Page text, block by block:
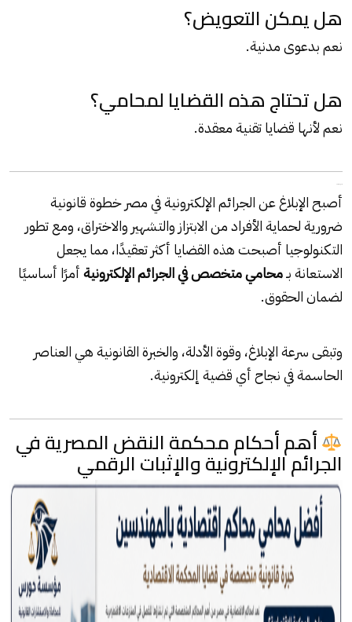
هل يمكن التعويض؟
نعم بدعوى مدنية.
هل تحتاج هذه القضايا لمحامي؟
نعم لأنها قضايا تقنية معقدة.
أصبح الإبلاغ عن الجرائم الإلكترونية في مصر خطوة قانونية
ضرورية لحماية الأفراد من الابتزاز والتشهير والاختراق، ومع تطور
التكنولوجيا أصبحت هذه القضايا أكثر تعقيدًا، مما يجعل
الاستعانة بـمحامي متخصص في الجرائم الإلكترونيةأمرًا أساسيًا
لضمان الحقوق.
وتبقى سرعة الإبلاغ، وقوة الأدلة، والخبرة القانونية هي العناصر
الحاسمة في نجاح أي قضية إلكترونية.
أهم أحكام محكمة النقض المصرية في
الجرائم الإلكترونية والإثبات الرقمي